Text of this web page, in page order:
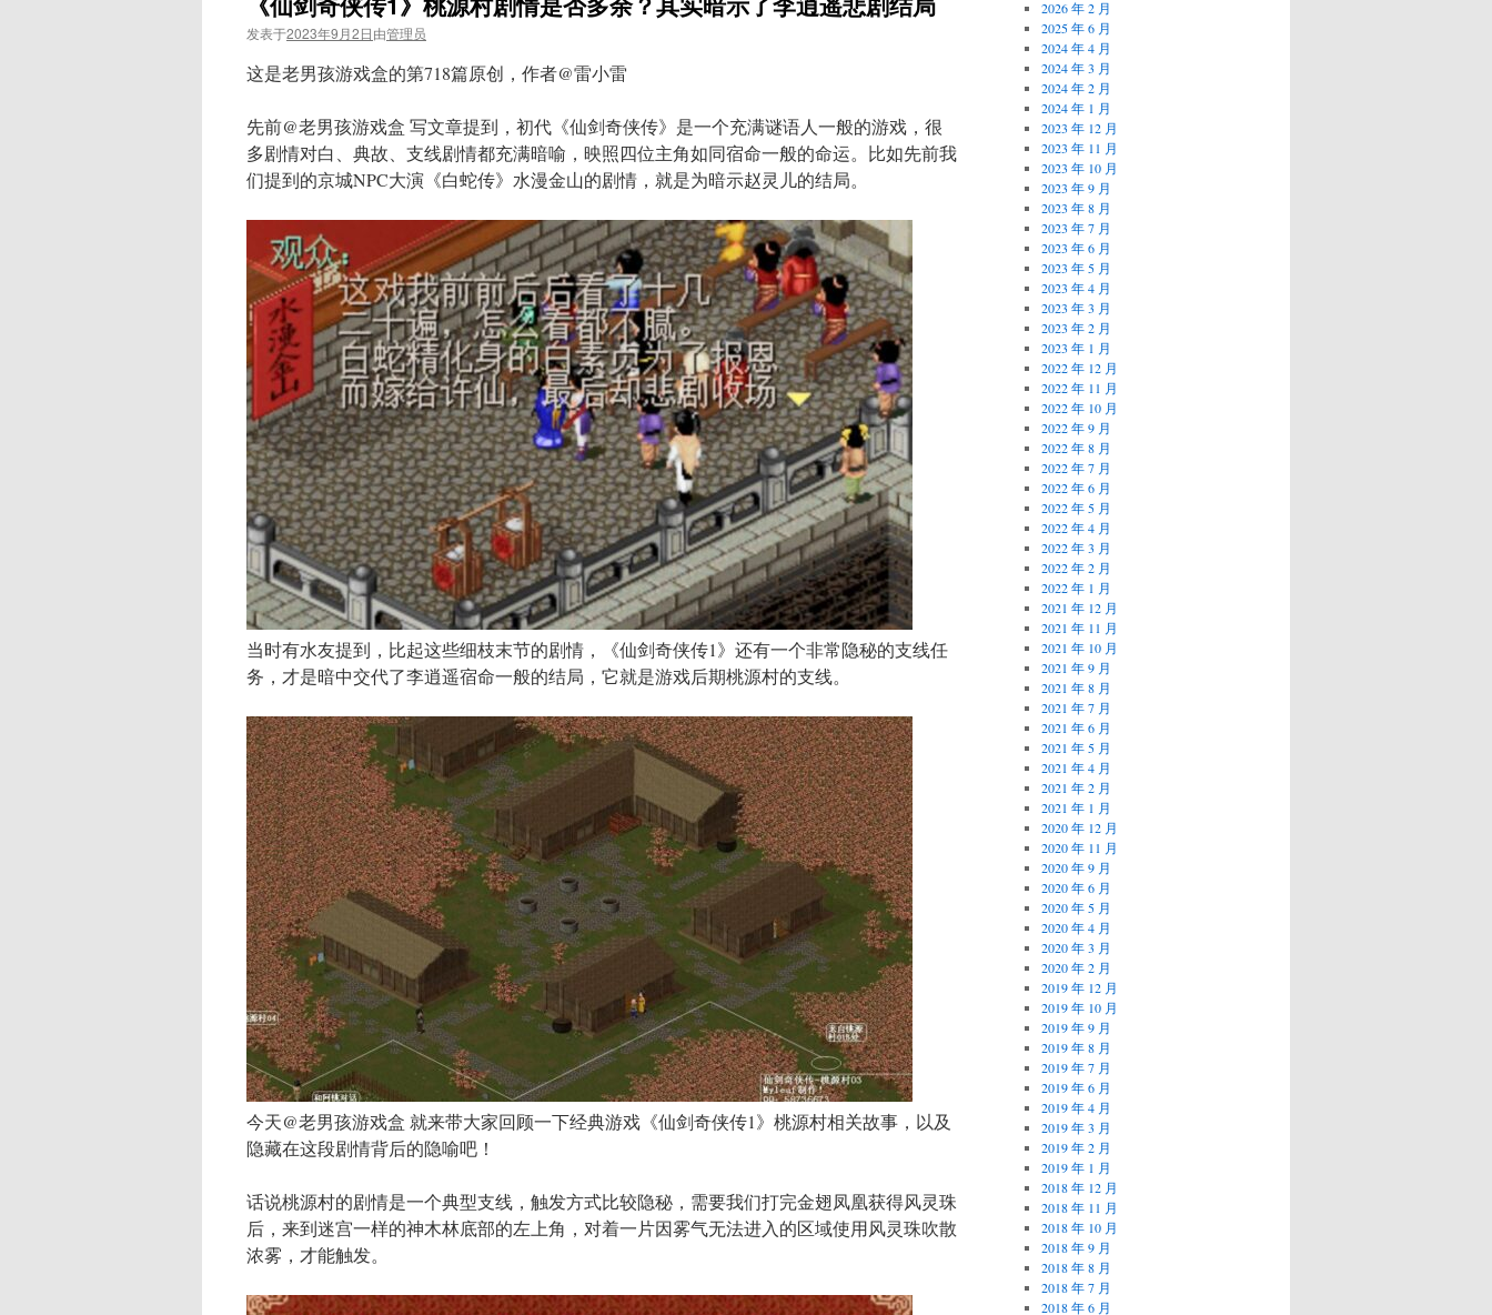
发表于2023年9月2日由管理员
这是老男孩游戏盒的第718篇原创，作者@雷小雷
先前@老男孩游戏盒 写文章提到，初代《仙剑奇侠传》是一个充满谜语人一般的游戏，很
多剧情对白、典故、支线剧情都充满暗喻，映照四位主角如同宿命一般的命运。比如先前我
们提到的京城NPC大演《白蛇传》水漫金山的剧情，就是为暗示赵灵儿的结局。
当时有水友提到，比起这些细枝末节的剧情，《仙剑奇侠传1》还有一个非常隐秘的支线任
务，才是暗中交代了李逍遥宿命一般的结局，它就是游戏后期桃源村的支线。
今天@老男孩游戏盒 就来带大家回顾一下经典游戏《仙剑奇侠传1》桃源村相关故事，以及
隐藏在这段剧情背后的隐喻吧！
话说桃源村的剧情是一个典型支线，触发方式比较隐秘，需要我们打完金翅凤凰获得风灵珠
后，来到迷宫一样的神木林底部的左上角，对着一片因雾气无法进入的区域使用风灵珠吹散
浓雾，才能触发。
2026 年 2 月
2025 年 6 月
2024 年 4 月
2024 年 3 月
2024 年 2 月
2024 年 1 月
2023 年 12 月
2023 年 11 月
2023 年 10 月
2023 年 9 月
2023 年 8 月
2023 年 7 月
2023 年 6 月
2023 年 5 月
2023 年 4 月
2023 年 3 月
2023 年 2 月
2023 年 1 月
2022 年 12 月
2022 年 11 月
2022 年 10 月
2022 年 9 月
2022 年 8 月
2022 年 7 月
2022 年 6 月
2022 年 5 月
2022 年 4 月
2022 年 3 月
2022 年 2 月
2022 年 1 月
2021 年 12 月
2021 年 11 月
2021 年 10 月
2021 年 9 月
2021 年 8 月
2021 年 7 月
2021 年 6 月
2021 年 5 月
2021 年 4 月
2021 年 2 月
2021 年 1 月
2020 年 12 月
2020 年 11 月
2020 年 9 月
2020 年 6 月
2020 年 5 月
2020 年 4 月
2020 年 3 月
2020 年 2 月
2019 年 12 月
2019 年 10 月
2019 年 9 月
2019 年 8 月
2019 年 7 月
2019 年 6 月
2019 年 4 月
2019 年 3 月
2019 年 2 月
2019 年 1 月
2018 年 12 月
2018 年 11 月
2018 年 10 月
2018 年 9 月
2018 年 8 月
2018 年 7 月
2018 年 6 月